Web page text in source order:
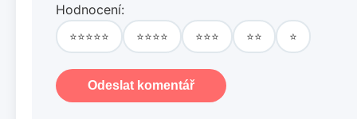
Hodnocení:
⭐⭐⭐⭐⭐ ⭐⭐⭐⭐ ⭐⭐⭐ ⭐⭐ ⭐
Odeslat komentář